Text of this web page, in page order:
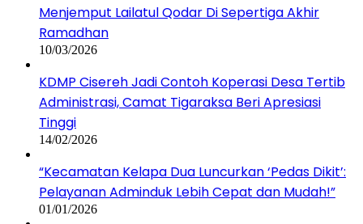
Menjemput Lailatul Qodar Di Sepertiga Akhir
Ramadhan
10/03/2026
KDMP Cisereh Jadi Contoh Koperasi Desa Tertib
Administrasi, Camat Tigaraksa Beri Apresiasi
Tinggi
14/02/2026
“Kecamatan Kelapa Dua Luncurkan ‘Pedas Dikit’:
Pelayanan Adminduk Lebih Cepat dan Mudah!”
01/01/2026